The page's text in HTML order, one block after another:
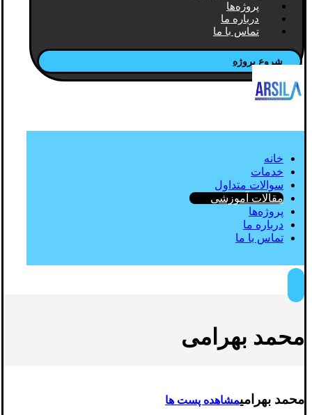
پروژه‌ها
درباره ما
تماس با ما
شروع پروژه
خانه
خدمات
سوالات متداول
مقالات آموزشی
پروژه‌ها
درباره ما
تماس با ما
محمد بهرامی
محمد بهرامیمشاهده پست ها